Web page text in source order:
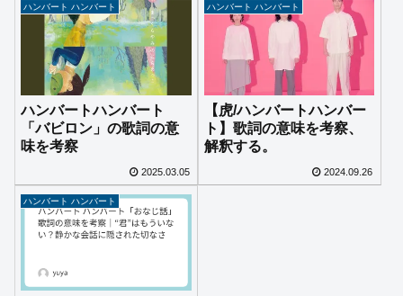
ハンバート ハンバート
ハンバートハンバート
「バビロン」の歌詞の意
味を考察
2025.03.05
ハンバート ハンバート
【虎/ハンバートハンバー
ト】歌詞の意味を考察、
解釈する。
2024.09.26
ハンバート ハンバート